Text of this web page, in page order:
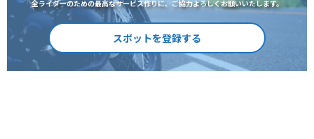
全ライダーのための最高なサービス作りに、ご協力よろしくお願いいたします。
スポットを登録する